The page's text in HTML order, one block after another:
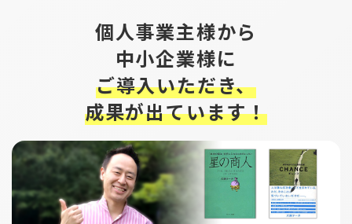
個人事業主様から
中小企業様に
ご導入いただき、
成果が出ています！